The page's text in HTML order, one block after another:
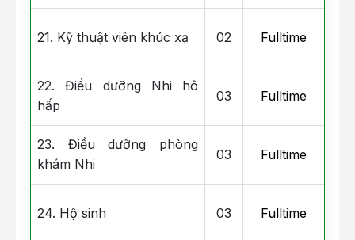
21. Kỹ thuật viên khúc xạ 02 Fulltime
22. Điều dưỡng Nhi hô
hấp
03 Fulltime
23. Điều dưỡng phòng
khám Nhi
03 Fulltime
24. Hộ sinh 03 Fulltime